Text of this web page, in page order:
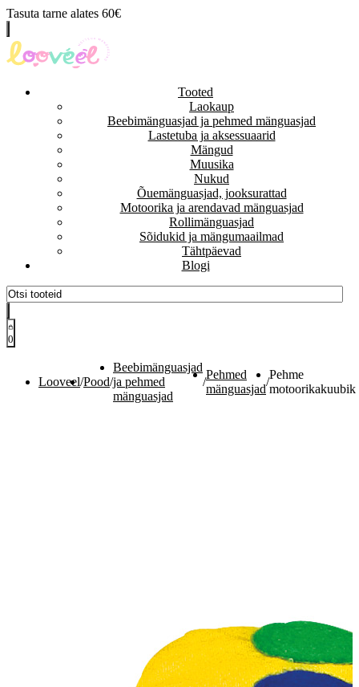
Tasuta tarne alates 60€
Tooted
Laokaup
Beebimänguasjad ja pehmed mänguasjad
Lastetuba ja aksessuaarid
Mängud
Muusika
Nukud
Õuemänguasjad, jooksurattad
Motoorika ja arendavad mänguasjad
Rollimänguasjad
Sõidukid ja mängumaailmad
Tähtpäevad
Blogi
0
Looveel/Pood/
Beebimänguasjad
ja pehmed
mänguasjad
/
Pehmed
mänguasjad
/
Pehme
motoorikakuubik